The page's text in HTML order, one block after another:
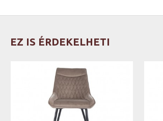
EZ IS ÉRDEKELHETI